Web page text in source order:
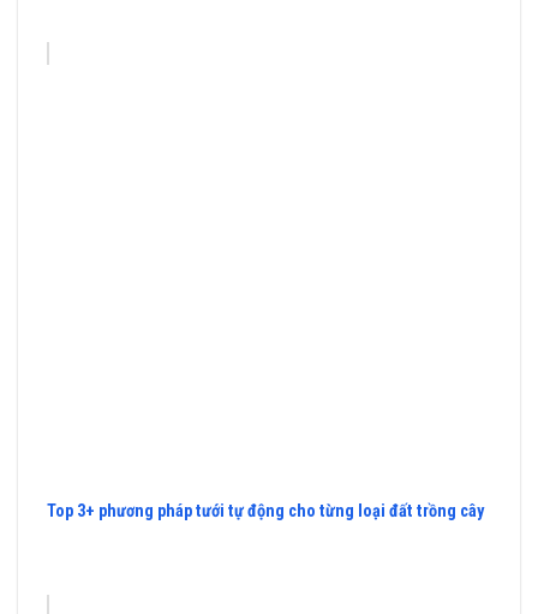
Top 3+ phương pháp tưới tự động cho từng loại đất trồng cây